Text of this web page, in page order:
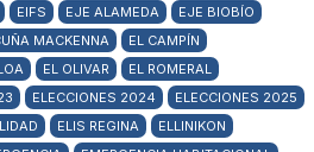
EIFS EJE ALAMEDA
EJE BIOBÍO
MACKENNA
EL CAMPÍN
EL OLIVAR
EL ROMERAL
ELECCIONES 2024
ELECCIONES 2025
ELIS REGINA
ELLINIKON